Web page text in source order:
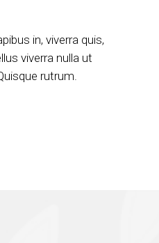
in, viverra quis,
viverra nulla ut
rutrum.